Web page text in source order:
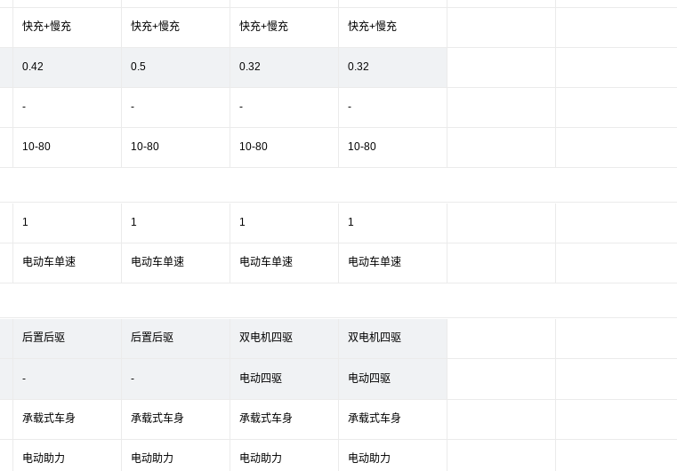
快充+慢充 快充+慢充 快充+慢充 快充+慢充
0.42 0.5 0.32 0.32
- - - -
10-80 10-80 10-80 10-80
1 1 1 1
电动车单速 电动车单速 电动车单速 电动车单速
后置后驱 后置后驱 双电机四驱 双电机四驱
- - 电动四驱 电动四驱
承载式车身 承载式车身 承载式车身 承载式车身
电动助力 电动助力 电动助力 电动助力